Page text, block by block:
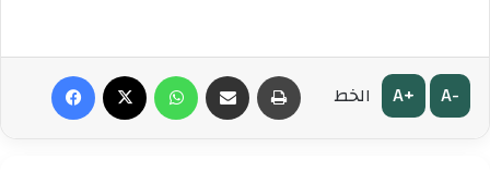
فيسبوك واتساب مشاركة عبر البريد
الخط A+ A-